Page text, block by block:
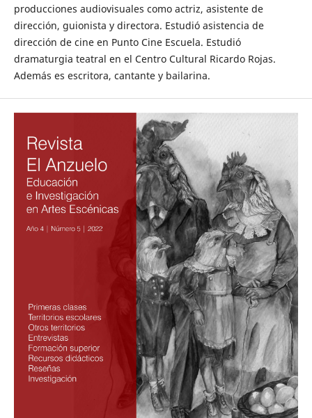
producciones audiovisuales como actriz, asistente de
dirección, guionista y directora. Estudió asistencia de
dirección de cine en Punto Cine Escuela. Estudió
dramaturgia teatral en el Centro Cultural Ricardo Rojas.
Además es escritora, cantante y bailarina.